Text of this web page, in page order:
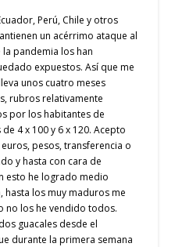
Perú, Chile y otros
un acérrimo ataque al
pandemia los han
expuestos. Así que me
unos cuatro meses
rubros relativamente
por los habitantes de
4 x 100 y 6 x 120. Acepto
pesos, transferencia o
y hasta con cara de
esto he logrado medio
hasta los muy maduros me
no los he vendido todos.
guacales desde el
durante la primera semana